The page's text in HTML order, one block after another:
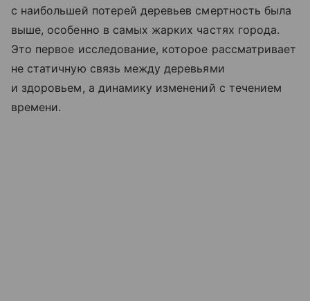
с наибольшей потерей деревьев смертность была
выше, особенно в самых жарких частях города.
Это первое исследование, которое рассматривает
не статичную связь между деревьями
и здоровьем, а динамику изменений с течением
времени.